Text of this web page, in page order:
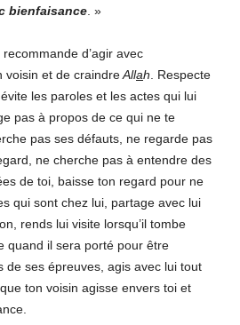
bienfaisance . »
d’agir avec
voisin et de craindreAllah . Respecte
les paroles et les actes qui lui
pas à propos de ce qui ne te
pas ses défauts, ne regarde pas
ne cherche pas à entendre des
de toi, baisse ton regard pour ne
qui sont chez lui, partage avec lui
rends lui visite lorsqu’il tombe
quand il sera porté pour être
de ses épreuves, agis avec lui tout
ton voisin agisse envers toi et